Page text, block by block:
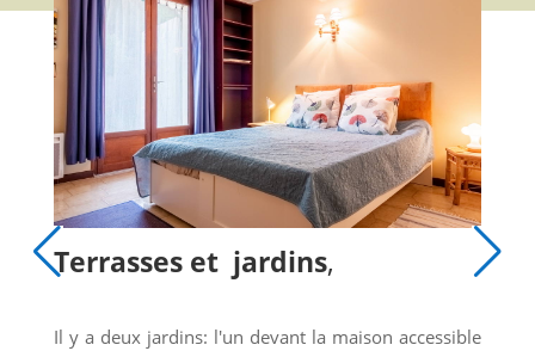
Terrasses et jardins,
Il y a deux jardins: l'un devant la maison accessible